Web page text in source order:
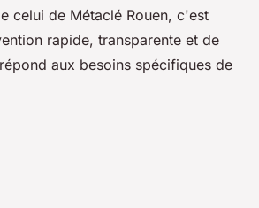
celui de Métaclé Rouen, c'est
rapide, transparente et de
aux besoins spécifiques de